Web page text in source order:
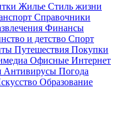
Жилье Стиль жизни
Справочники
Финансы
и детство Спорт
Путешествия Покупки
Офисные Интернет
Антивирусы Погода
Образование